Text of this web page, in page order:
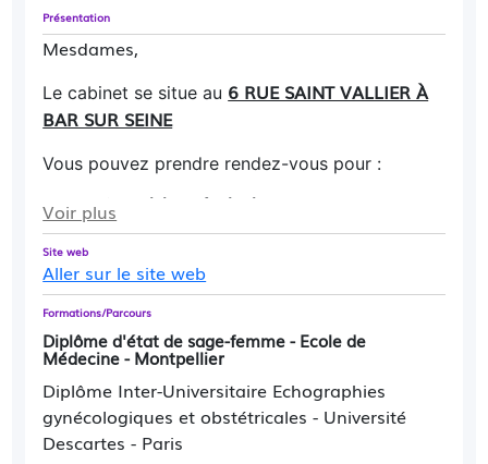
Présentation
Mesdames,
Le cabinet se situe au 6 RUE SAINT VALLIER À
BAR SUR SEINE
Vous pouvez prendre rendez-vous pour :
votre suivi gynécologique
votre suivi pendant et après grossesse
ET / OU
(également dans le cadre d'une demande
d'IVG)
une échographie pelvienne
une urgence (consultation ou échographie)
ADULTE (HOMME ET FEMME) OU ENFANT
(GARCON ET FILLE)
un dépistage et/ou traitement des infections
Voir plus
Site web
Aller sur le site web
Formations/Parcours
Diplôme d'état de sage-femme - Ecole de
Médecine - Montpellier
Diplôme Inter-Universitaire Echographies
gynécologiques et obstétricales - Université
Descartes - Paris